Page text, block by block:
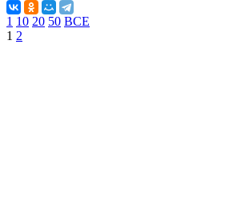
1 10 20 50 ВСЕ
1 2